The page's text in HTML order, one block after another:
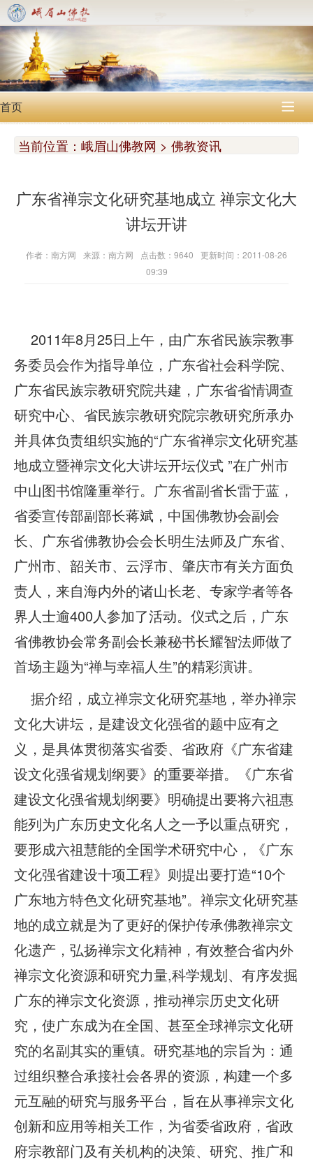
首页 
当前位置： 峨眉山佛教网 > 佛教资讯
广东省禅宗文化研究基地成立 禅宗文化大
讲坛开讲
作者：南方网 来源：南方网 点击数：9640
更新时间：2011-08-26
09:39
2011年8月25日上午，由广东省民族宗教事
务委员会作为指导单位，广东省社会科学院、
广东省民族宗教研究院共建，广东省省情调查
研究中心、省民族宗教研究院宗教研究所承办
并具体负责组织实施的“广东省禅宗文化研究基
地成立暨禅宗文化大讲坛开坛仪式 ”在广州市
中山图书馆隆重举行。广东省副省长雷于蓝，
省委宣传部副部长蒋斌，中国佛教协会副会
长、广东省佛教协会会长明生法师及广东省、
广州市、韶关市、云浮市、肇庆市有关方面负
责人，来自海内外的诸山长老、专家学者等各
界人士逾400人参加了活动。仪式之后，广东
省佛教协会常务副会长兼秘书长耀智法师做了
首场主题为“禅与幸福人生”的精彩演讲。
据介绍，成立禅宗文化研究基地，举办禅宗
文化大讲坛，是建设文化强省的题中应有之
义，是具体贯彻落实省委、省政府《广东省建
设文化强省规划纲要》的重要举措。《广东省
建设文化强省规划纲要》明确提出要将六祖惠
能列为广东历史文化名人之一予以重点研究，
要形成六祖慧能的全国学术研究中心，《广东
文化强省建设十项工程》则提出要打造“10个
广东地方特色文化研究基地”。禅宗文化研究基
地的成立就是为了更好的保护传承佛教禅宗文
化遗产，弘扬禅宗文化精神，有效整合省内外
禅宗文化资源和研究力量,科学规划、有序发掘
广东的禅宗文化资源，推动禅宗历史文化研
究，使广东成为在全国、甚至全球禅宗文化研
究的名副其实的重镇。研究基地的宗旨为：通
过组织整合承接社会各界的资源，构建一个多
元互融的研究与服务平台，旨在从事禅宗文化
创新和应用等相关工作，为省委省政府，省政
府宗教部门及有关机构的决策、研究、推广和